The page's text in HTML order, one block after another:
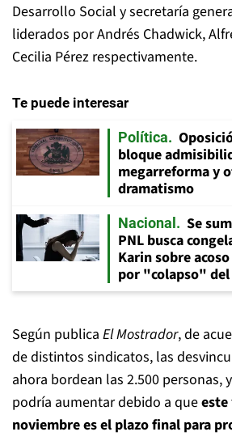
Desarrollo Social y secretaría
liderados por Andrés Chadwick,
Cecilia Pérez respectivamente.
Te puede interesar
Política
bloque
megarreforma y
dramatismo
Nacional
Se
PNL busca
Karin sobre
por "colapso"
Según publica El Mostrador, de
de distintos sindicatos, las
ahora bordean las 2.500 personas,
podría aumentar debido a queeste
noviembre es el plazo final para